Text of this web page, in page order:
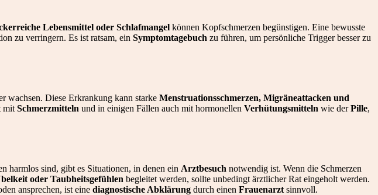
Lebensmittel oder Schlafmangel können Kopfschmerzen begünstigen. Eine bewusste
zu verringern. Es ist ratsam, ein Symptomtagebuch zu führen, um persönliche Trigger besser zu
wachsen. Diese Erkrankung kann starke Menstruationsschmerzen, Migräneattacken und
mit Schmerzmitteln und in einigen Fällen auch mit hormonellen Verhütungsmitteln wie derPille,
harmlos sind, gibt es Situationen, in denen ein Arztbesuch notwendig ist. Wenn die Schmerzen
oder Taubheitsgefühlen begleitet werden, sollte unbedingt ärztlicher Rat eingeholt werden.
ansprechen, ist eine diagnostische Abklärung durch einen Frauenarzt sinnvoll.